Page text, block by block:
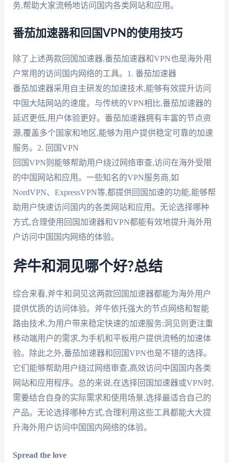
务,帮助大家流畅地访问国内各类网站和应用。
番茄加速器和回国VPN的使用技巧
除了上述两款回国加速器,番茄加速器和VPN也是海外用
户常用的访问国内网络的工具。1. 番茄加速器
番茄加速器采用自主研发的加速技术,能够有效提升访问
中国大陆网站的速度。与传统的VPN相比,番茄加速器的
延迟更低,用户体验更好。番茄加速器拥有丰富的节点资
源,覆盖多个国家和地区,能够为用户提供稳定可靠的加速
服务。2. 回国VPN
回国VPN则能够帮助用户绕过网络审查,访问在海外受限
的中国网站和应用。一些知名的VPN服务商,如
NordVPN、ExpressVPN等,都提供回国加速的功能,能够帮
助用户快速访问国内的各类网站和应用。无论选择哪种
方式,合理使用回国加速器和VPN都能有效地提升海外用
户访问中国国内网络的体验。
斧牛和洞见哪个好?总结
综合来看,斧牛和洞见这两款回国加速器都能为海外用户
提供优质的访问体验。斧牛依托强大的节点网络和智能
路由技术,为用户带来稳定快速的加速服务;洞见则更注重
移动端用户的需求,为手机和平板用户提供流畅的加速体
验。除此之外,番茄加速器和回国VPN也是不错的选择。
它们能够帮助用户绕过网络审查,高效访问中国国内各类
网站和应用程序。总的来说,在选择回国加速器或VPN时,
需要结合自身的实际需求和使用场景,选择最适合自己的
产品。无论选择哪种方式,合理利用这些工具都能大大提
升海外用户访问中国国内网络的体验。
Spread the love